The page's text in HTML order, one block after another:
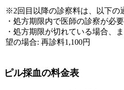
※2回目以降の診察料は、以下の
・処方期限内で医師の診察が必
・処方期限が切れている場合、
望の場合: 再診料1,100円
ピル採血の料金表